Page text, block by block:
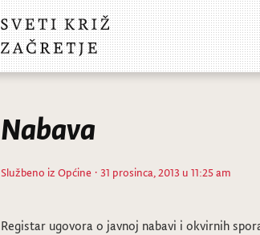
Nabava
Službeno iz Općine · 31 prosinca, 2013 u 11:25 am
Registar ugovora o javnoj nabavi i okvirnih